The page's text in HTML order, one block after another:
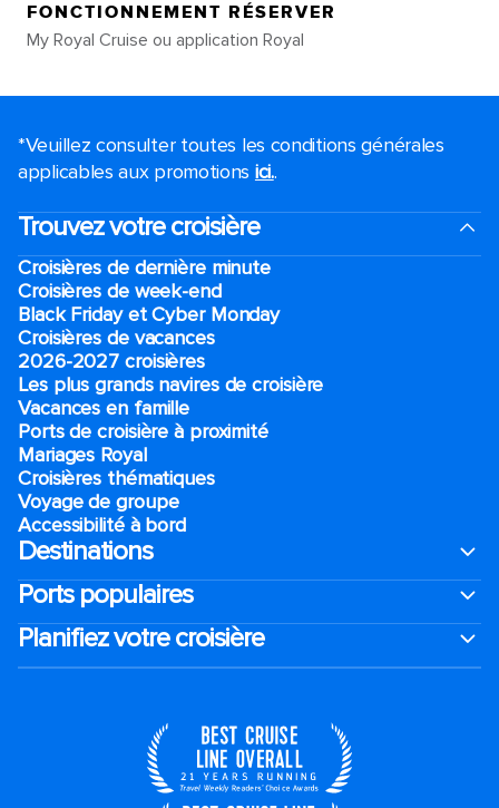
FONCTIONNEMENT RÉSERVER
My Royal Cruise ou application Royal
*Veuillez consulter toutes les conditions générales
applicables aux promotions ici..
Trouvez votre croisière
Croisières de dernière minute
Croisières de week-end
Black Friday et Cyber Monday
Croisières de vacances
2026-2027 croisières
Les plus grands navires de croisière
Vacances en famille
Ports de croisière à proximité
Mariages Royal
Croisières thématiques
Voyage de groupe​
Accessibilité à bord​
Destinations
Ports populaires
Planifiez votre croisière